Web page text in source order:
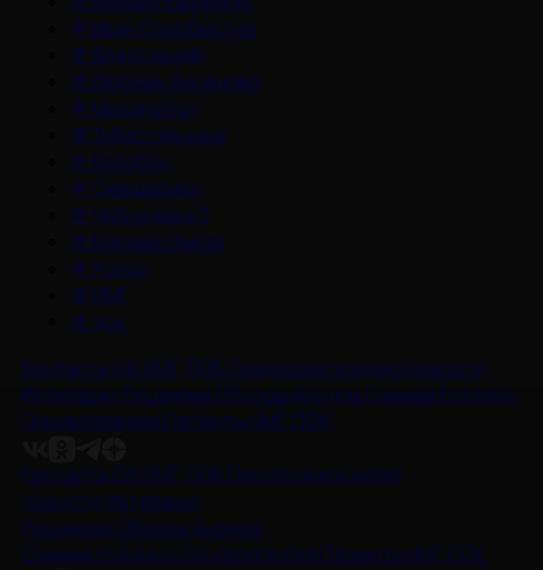
# Иван Охлобыстин
# Влад Ценев
#Любовь Аксенова
# Милана Бру
#Зубастая няня
# Колобок
# Смешарики
# Чебурашка 3
# Матвей Лыков
#Холод
# НМГ
# док
Контакты Об НМГ ДОКПредложите идею Новости
Интервью Рецензии ОбзорыАнонсы Снимается кино
Энциклопедия Проекты НМГ ДОК
Контакты Об НМГ ДОКПредложите идею
Новости Интервью
Рецензии ОбзорыАнонсы
Снимается кино Энциклопедия Проекты НМГ ДОК